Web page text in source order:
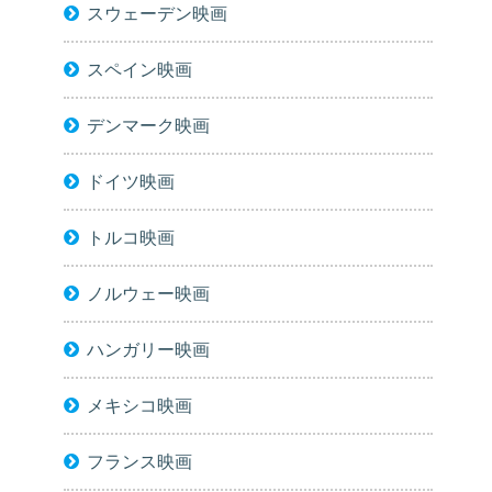
スウェーデン映画
スペイン映画
デンマーク映画
ドイツ映画
トルコ映画
ノルウェー映画
ハンガリー映画
メキシコ映画
フランス映画